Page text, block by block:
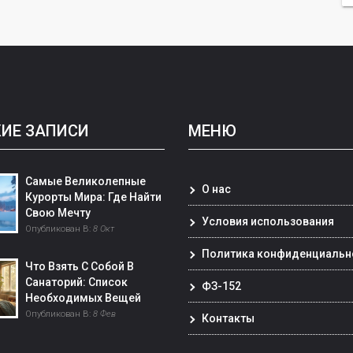
ЗАПИСИ
Самые Великолепные
Курорты Мира: Где Найти
Свою Мечту
Опубликован В: 8 Окт
Что Взять С Собой В
Санаторий: Список
Необходимых Вещей
Опубликован В: 8 Фев
МЕНЮ
О нас
Условия использования
Политика
ФЗ-152
Контакты